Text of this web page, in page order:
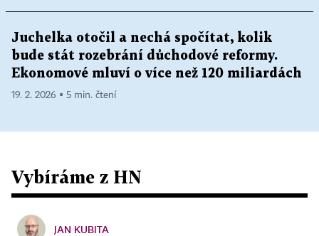
Juchelka otočil a nechá spočítat, kolik
bude stát rozebrání důchodové reformy.
Ekonomové mluví o více než 120 miliardách
19. 2. 2026 ▪ 5 min. čtení
Vybíráme z HN
JAN KUBITA